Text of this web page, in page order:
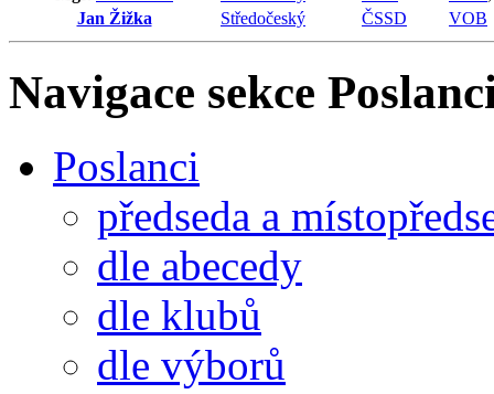
Jan Žižka
Středočeský ČSSD VOB
Navigace sekce
Poslanci
předseda a
dle abecedy
dle klubů
dle výborů